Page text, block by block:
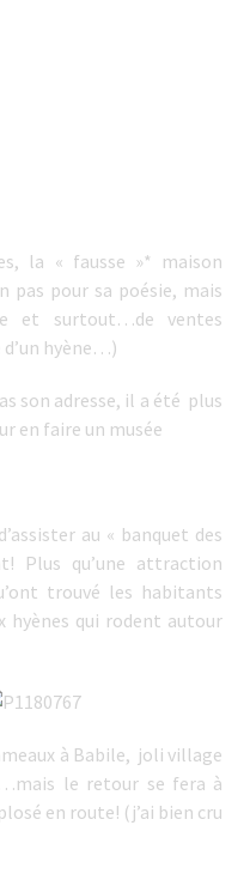
la « fausse »* maison
pas pour sa poésie, mais
et surtout…de ventes
hyène…)
son adresse, il a été plus
en faire un musée
au « banquet des
Plus qu’une attraction
trouvé les habitants
hyènes qui rodent autour
à Babile, joli village
le retour se fera à
en route! (j’ai bien cru